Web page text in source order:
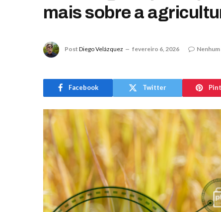
mais sobre a
Post Diego Velázquez fevereiro 6, 2026
Facebook Twitter